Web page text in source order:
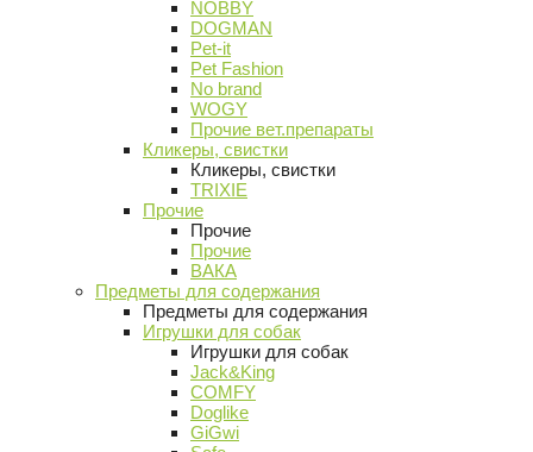
NOBBY
DOGMAN
Pet-it
Pet Fashion
No brand
WOGY
Прочие вет.препараты
Кликеры, свистки
Кликеры, свистки
TRIXIE
Прочие
Прочие
Прочие
ВАКА
Предметы для содержания
Предметы для содержания
Игрушки для собак
Игрушки для собак
Jack&King
COMFY
Doglike
GiGwi